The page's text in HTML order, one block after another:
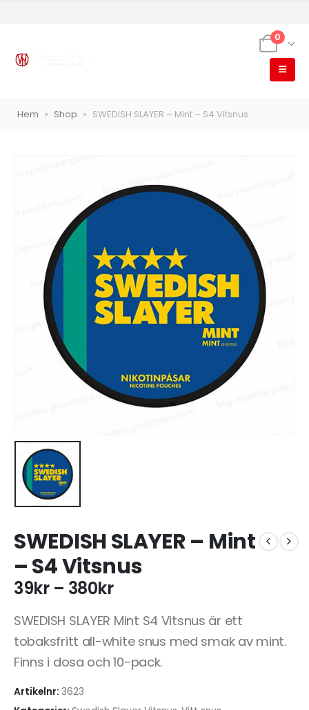
0
Hem » Shop » SWEDISH SLAYER – Mint – S4 Vitsnus
SWEDISH SLAYER – Mint
– S4 Vitsnus
39kr – 380kr
SWEDISH SLAYER Mint S4 Vitsnus är ett
tobaksfritt all-white snus med smak av mint.
Finns i dosa och 10-pack.
Artikelnr: 3623
Röstläge
Populära engångsvapes Hjälp mig välja
Leverans & frakt